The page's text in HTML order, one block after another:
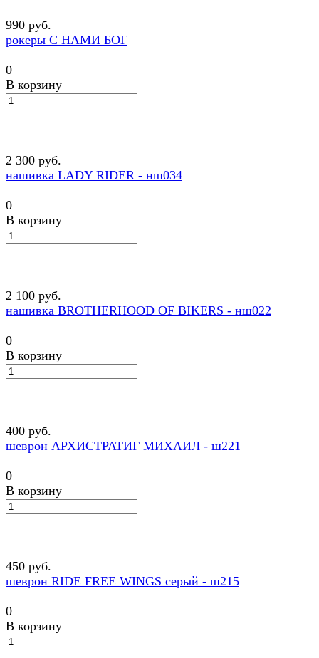
990 руб.
рокеры С НАМИ БОГ
0
В корзину
2 300 руб.
нашивка LADY RIDER - нш034
0
В корзину
2 100 руб.
нашивка BROTHERHOOD OF BIKERS - нш022
0
В корзину
400 руб.
шеврон АРХИСТРАТИГ МИХАИЛ - ш221
0
В корзину
450 руб.
шеврон RIDE FREE WINGS серый - ш215
0
В корзину